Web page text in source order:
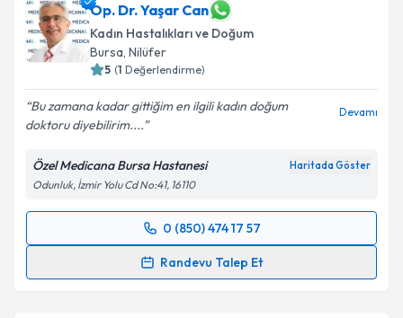
Op. Dr. Yaşar Can
Kadın Hastalıkları ve Doğum
Bursa, Nilüfer
5 (1 Değerlendirme)
Bu zamana kadar gittiğim en ilgili kadın doğum
doktoru diyebilirim....
Devamı
Özel Medicana Bursa Hastanesi Haritada Göster
Odunluk, İzmir Yolu Cd No:41, 16110
0 (850) 474 17 57
Randevu Talep Et
Randevu Takvimi Talebi